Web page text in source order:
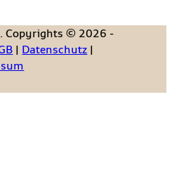
Copyrights © 2026 -
| Datenschutz |